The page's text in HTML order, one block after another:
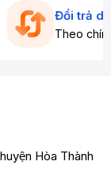
Đổi trả
Theo
Hòa Thành